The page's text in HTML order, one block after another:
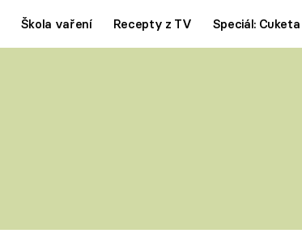
Škola vaření Recepty z TV Speciál: Cuketa